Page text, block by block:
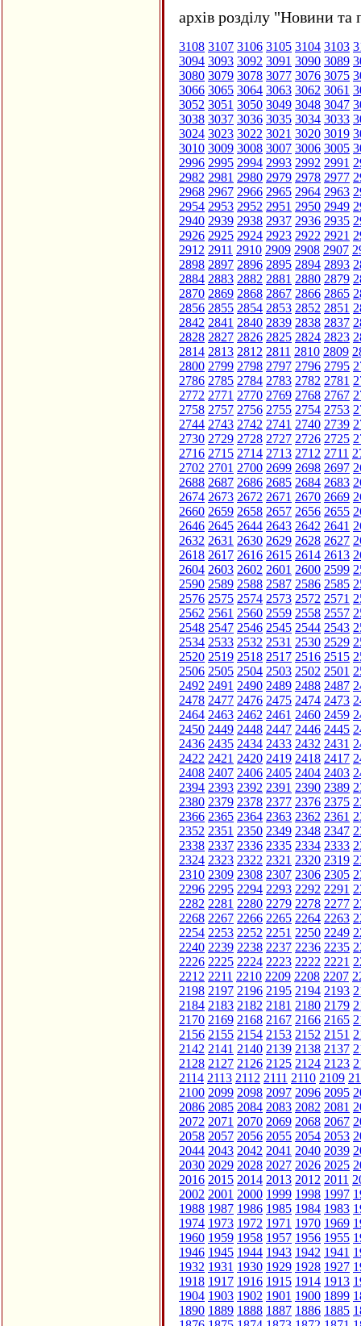
архів розділу "Новини та
3108 3107 3106 3105 3104 3103
3094 3093 3092 3091 3090 3089
3080 3079 3078 3077 3076 3075
3066 3065 3064 3063 3062 3061
3052 3051 3050 3049 3048 3047
3038 3037 3036 3035 3034 3033
3024 3023 3022 3021 3020 3019
3010 3009 3008 3007 3006 3005
2996 2995 2994 2993 2992 2991
2982 2981 2980 2979 2978 2977
2968 2967 2966 2965 2964 2963
2954 2953 2952 2951 2950 2949
2940 2939 2938 2937 2936 2935
2926 2925 2924 2923 2922 2921
2912 2911 2910 2909 2908 2907
2898 2897 2896 2895 2894 2893
2884 2883 2882 2881 2880 2879
2870 2869 2868 2867 2866 2865
2856 2855 2854 2853 2852 2851
2842 2841 2840 2839 2838 2837
2828 2827 2826 2825 2824 2823
2814 2813 2812 2811 2810 2809
2800 2799 2798 2797 2796 2795
2786 2785 2784 2783 2782 2781
2772 2771 2770 2769 2768 2767
2758 2757 2756 2755 2754 2753
2744 2743 2742 2741 2740 2739
2730 2729 2728 2727 2726 2725
2716 2715 2714 2713 2712 2711
2702 2701 2700 2699 2698 2697
2688 2687 2686 2685 2684 2683
2674 2673 2672 2671 2670 2669
2660 2659 2658 2657 2656 2655
2646 2645 2644 2643 2642 2641
2632 2631 2630 2629 2628 2627
2618 2617 2616 2615 2614 2613
2604 2603 2602 2601 2600 2599
2590 2589 2588 2587 2586 2585
2576 2575 2574 2573 2572 2571
2562 2561 2560 2559 2558 2557
2548 2547 2546 2545 2544 2543
2534 2533 2532 2531 2530 2529
2520 2519 2518 2517 2516 2515
2506 2505 2504 2503 2502 2501
2492 2491 2490 2489 2488 2487
2478 2477 2476 2475 2474 2473
2464 2463 2462 2461 2460 2459
2450 2449 2448 2447 2446 2445
2436 2435 2434 2433 2432 2431
2422 2421 2420 2419 2418 2417
2408 2407 2406 2405 2404 2403
2394 2393 2392 2391 2390 2389
2380 2379 2378 2377 2376 2375
2366 2365 2364 2363 2362 2361
2352 2351 2350 2349 2348 2347
2338 2337 2336 2335 2334 2333
2324 2323 2322 2321 2320 2319
2310 2309 2308 2307 2306 2305
2296 2295 2294 2293 2292 2291
2282 2281 2280 2279 2278 2277
2268 2267 2266 2265 2264 2263
2254 2253 2252 2251 2250 2249
2240 2239 2238 2237 2236 2235
2226 2225 2224 2223 2222 2221
2212 2211 2210 2209 2208 2207
2198 2197 2196 2195 2194 2193
2184 2183 2182 2181 2180 2179
2170 2169 2168 2167 2166 2165
2156 2155 2154 2153 2152 2151
2142 2141 2140 2139 2138 2137
2128 2127 2126 2125 2124 2123
2114 2113 2112 2111 2110 2109
2100 2099 2098 2097 2096 2095
2086 2085 2084 2083 2082 2081
2072 2071 2070 2069 2068 2067
2058 2057 2056 2055 2054 2053
2044 2043 2042 2041 2040 2039
2030 2029 2028 2027 2026 2025
2016 2015 2014 2013 2012 2011
2002 2001 2000 1999 1998 1997
1988 1987 1986 1985 1984 1983
1974 1973 1972 1971 1970 1969
1960 1959 1958 1957 1956 1955
1946 1945 1944 1943 1942 1941
1932 1931 1930 1929 1928 1927
1918 1917 1916 1915 1914 1913
1904 1903 1902 1901 1900 1899
1890 1889 1888 1887 1886 1885